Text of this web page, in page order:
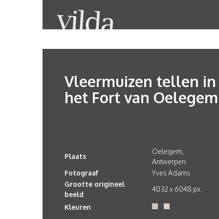
Vleermuizen tellen in
het Fort van Oelegem
Plaats
Oelegem,
Antwerpen
Fotograaf
Yves Adams
Grootte origineel
beeld
4032 x 6048 px.
Kleuren